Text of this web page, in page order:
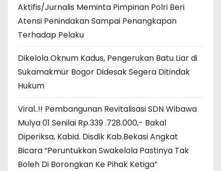
Aktifis/Jurnalis Meminta Pimpinan Polri Beri
Atensi Penindakan Sampai Penangkapan
Terhadap Pelaku
Dikelola Oknum Kadus, Pengerukan Batu Liar di
Sukamakmur Bogor Didesak Segera Ditindak
Hukum
Viral..!! Pembangunan Revitalisasi SDN Wibawa
Mulya 01 Senilai Rp.339 .728.000,- Bakal
Diperiksa, Kabid. Disdik Kab.Bekasi Angkat
Bicara “Peruntukkan Swakelola Pastinya Tak
Boleh Di Borongkan Ke Pihak Ketiga”